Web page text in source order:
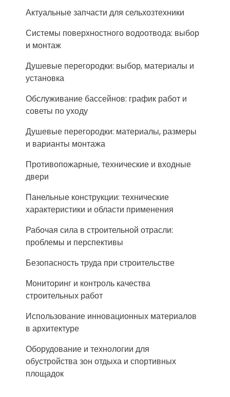
Актуальные запчасти для сельхозтехники
Системы поверхностного водоотвода: выбор
и монтаж
Душевые перегородки: выбор, материалы и
установка
Обслуживание бассейнов: график работ и
советы по уходу
Душевые перегородки: материалы, размеры
и варианты монтажа
Противопожарные, технические и входные
двери
Панельные конструкции: технические
характеристики и области применения
Рабочая сила в строительной отрасли:
проблемы и перспективы
Безопасность труда при строительстве
Мониторинг и контроль качества
строительных работ
Использование инновационных материалов
в архитектуре
Оборудование и технологии для
обустройства зон отдыха и спортивных
площадок